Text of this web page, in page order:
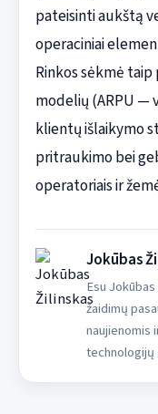
pateisinti aukštą
operaciniai
Rinkos sėkmė
modelių (ARPU —
klientų išlaikymo
pritraukimo bei
operatoriais ir
Jokūbas
Esu
žaidimų
naujienomis
technologijų